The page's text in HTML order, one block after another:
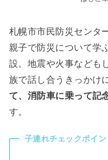
札幌市市民防災センタ
親子で防災について学
設。地震や火事なども
族で話し合うきっかけ
て、消防車に乗って記
す。
子連れチェックポイン